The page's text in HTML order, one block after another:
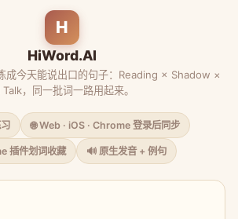
H
HiWord.AI
成今天能说出口的句子：Reading × Shadow ×
Talk，同一批词一路用起来。
🌐 Web · iOS · Chrome 登录后同步
插件划词收藏 🔊 原生发音 + 例句